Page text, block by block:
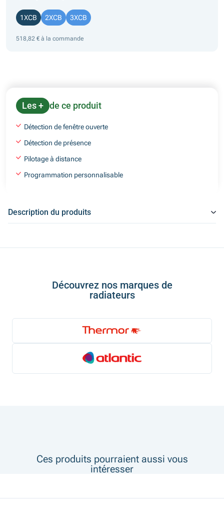
1XCB 2XCB 3XCB
518,82 € à la commande
Les + de ce produit
Détection de fenêtre ouverte
Détection de présence
Pilotage à distance
Programmation personnalisable
Description du produits
Découvrez nos marques de
radiateurs
Ces produits pourraient aussi vous
intéresser